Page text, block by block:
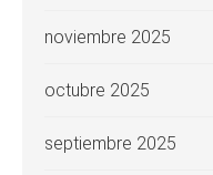
noviembre 2025
octubre 2025
septiembre 2025